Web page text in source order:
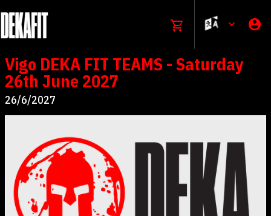
Vigo DEKA FIT TEAMS - Saturday
26th June 2027
26/6/2027